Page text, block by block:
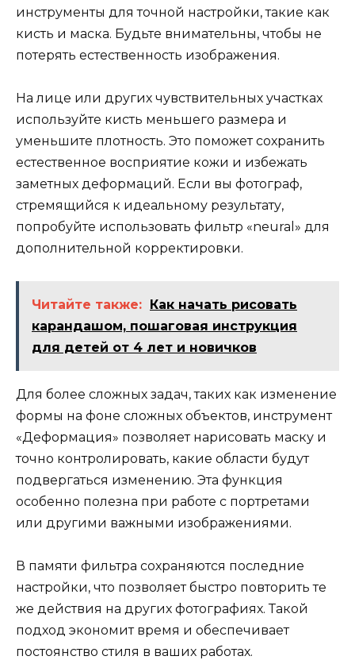
инструменты для точной настройки, такие как
кисть и маска. Будьте внимательны, чтобы не
потерять естественность изображения.
На лице или других чувствительных участках
используйте кисть меньшего размера и
уменьшите плотность. Это поможет сохранить
естественное восприятие кожи и избежать
заметных деформаций. Если вы фотограф,
стремящийся к идеальному результату,
попробуйте использовать фильтр «neural» для
дополнительной корректировки.
Читайте также: Как начать рисовать
карандашом, пошаговая инструкция
для детей от 4 лет и новичков
Для более сложных задач, таких как изменение
формы на фоне сложных объектов, инструмент
«Деформация» позволяет нарисовать маску и
точно контролировать, какие области будут
подвергаться изменению. Эта функция
особенно полезна при работе с портретами
или другими важными изображениями.
В памяти фильтра сохраняются последние
настройки, что позволяет быстро повторить те
же действия на других фотографиях. Такой
подход экономит время и обеспечивает
постоянство стиля в ваших работах.